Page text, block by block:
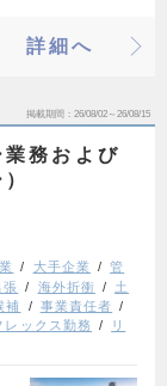
詳細へ
掲載期間 26/08/02～26/08/15
務および
大手企業
管
張 海外折衝
土
補
事業責任者
レックス勤務
リ